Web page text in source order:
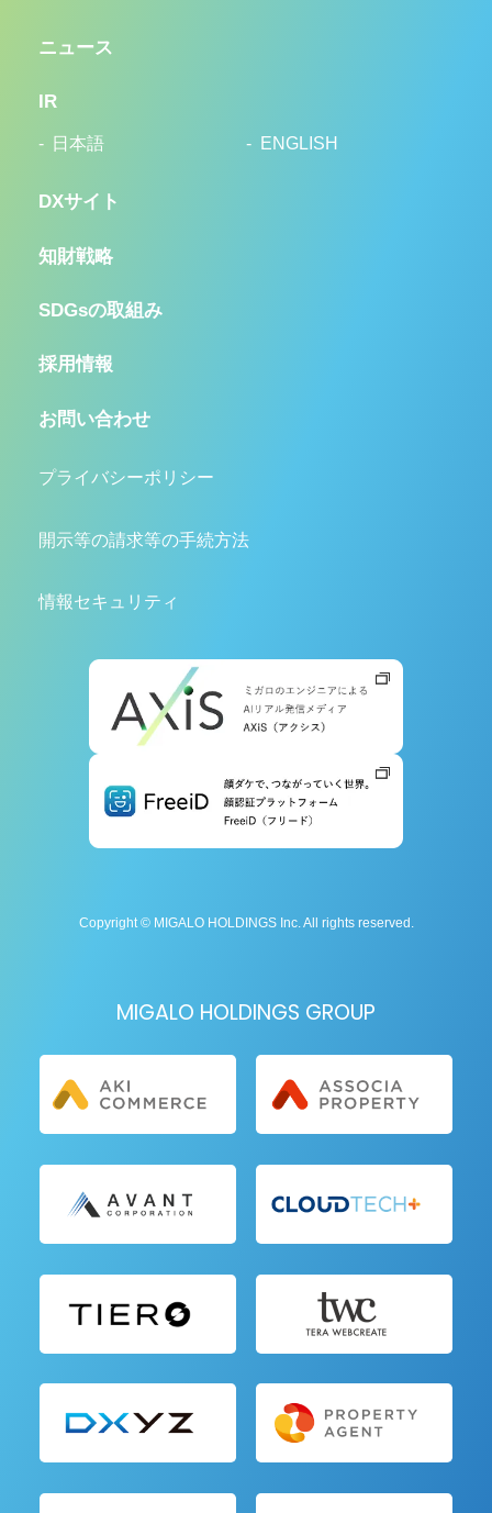
ニュース
IR
日本語 ENGLISH
DXサイト
知財戦略
SDGsの取組み
採用情報
お問い合わせ
プライバシーポリシー
開示等の請求等の手続方法
情報セキュリティ
Copyright © MIGALO HOLDINGS Inc. All rights reserved.
MIGALO HOLDINGS GROUP